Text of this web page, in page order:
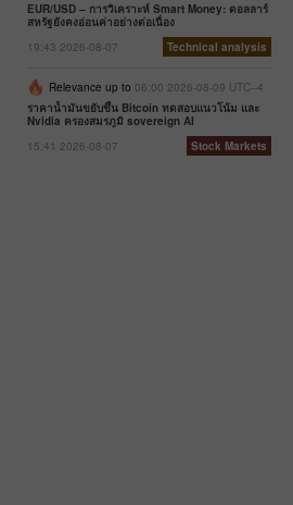
EUR/USD – การวิเคราะห์ Smart Money: ดอลลาร์
สหรัฐยังคงอ่อนค่าอย่างต่อเนื่อง
19:43 2026-08-07
Technical analysis
Relevance up to 06:00 2026-08-09 UTC--4
ราคาน้ำมันขยับขึ้น Bitcoin ทดสอบแนวโน้ม และ
Nvidia ครองสมรภูมิ sovereign AI
15:41 2026-08-07
Stock Markets